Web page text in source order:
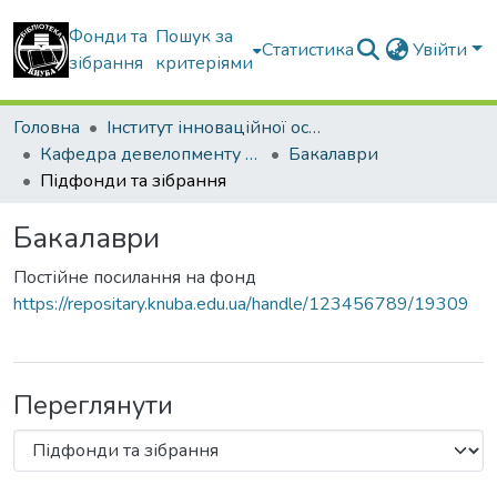
Фонди та
зібрання
Пошук за
критеріями
Статистика Увійти
Головна
Інститут інноваційної освіти Київського національного університету будівництва і архітектури
Кафедра девелопменту та просторового планування
Бакалаври
Підфонди та зібрання
Бакалаври
Постійне посилання на фонд
https://repositary.knuba.edu.ua/handle/123456789/19309
Переглянути